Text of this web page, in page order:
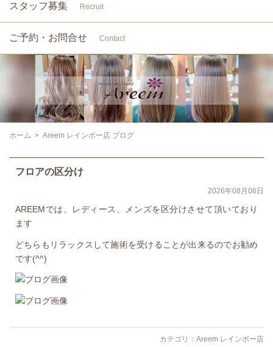
スタッフ募集 Recruit
ご予約・お問合せ Contact
ホーム > Areem レインボー店 ブログ
フロアの区分け
2026年08月06日
AREEMでは、レディース、メンズを区分けさせて頂いており
ます
どちらもリラックスして施術を受けることが出来るのでお勧め
です(^^)
カテゴリ： Areem レインボー店